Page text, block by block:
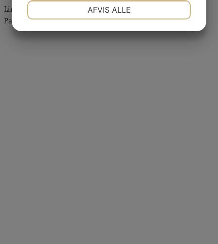
Link til seneste tilsynsrapport fra Styrelsen for
Patientsikkerhed
AFVIS ALLE